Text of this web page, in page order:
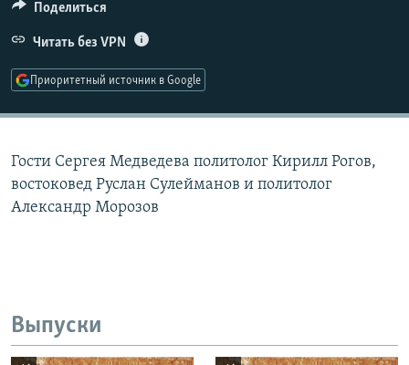
Поделиться
Читать без VPN
Приоритетный источник в Google
Гости Сергея Медведева политолог Кирилл Рогов,
востоковед Руслан Сулейманов и политолог
Александр Морозов
Выпуски